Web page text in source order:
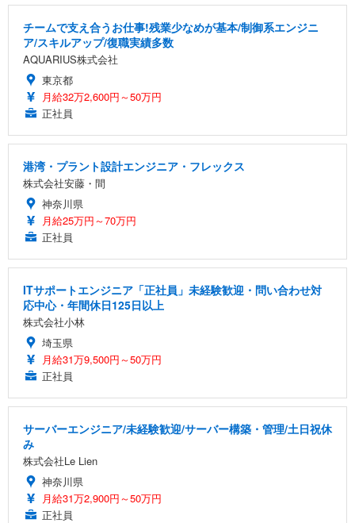
チームで支え合うお仕事!残業少なめが基本/制御系エンジニ
ア/スキルアップ/復職実績多数
AQUARIUS株式会社
東京都
月給32万2,600円～50万円
正社員
港湾・プラント設計エンジニア・フレックス
株式会社安藤・間
神奈川県
月給25万円～70万円
正社員
ITサポートエンジニア「正社員」未経験歓迎・問い合わせ対
応中心・年間休日125日以上
株式会社小林
埼玉県
月給31万9,500円～50万円
正社員
サーバーエンジニア/未経験歓迎/サーバー構築・管理/土日祝休
み
株式会社Le Lien
神奈川県
月給31万2,900円～50万円
正社員